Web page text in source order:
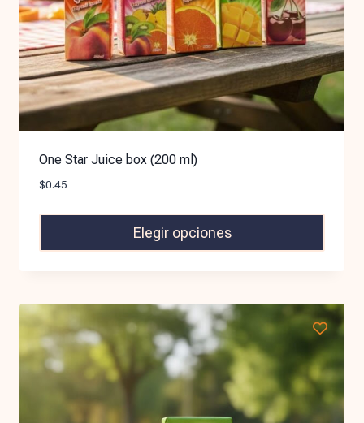
One Star Juice box (200 ml)
$0.45
Elegir opciones